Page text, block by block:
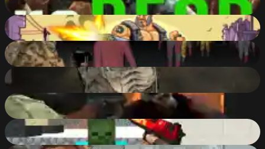
76%
Zombie Hunter Survival
87%
Apocalypse - Zombie City
82%
Dead Zone Adventure
73
Bakery Protection
86
%
Counter Craft 3 Zombies
84%